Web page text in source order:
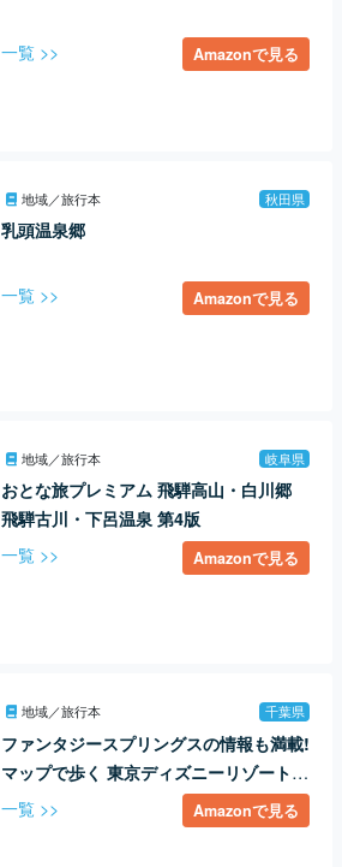
一覧 >> Amazonで見る
地域／旅行本 秋田県
乳頭温泉郷
一覧 >> Amazonで見る
地域／旅行本 岐阜県
おとな旅プレミアム 飛騨高山・白川郷
飛騨古川・下呂温泉 第4版
一覧 >> Amazonで見る
地域／旅行本 千葉県
ファンタジースプリングスの情報も満載!
マップで歩く 東京ディズニーリゾート2
025 (Disney in Pocket)
一覧 >> Amazonで見る